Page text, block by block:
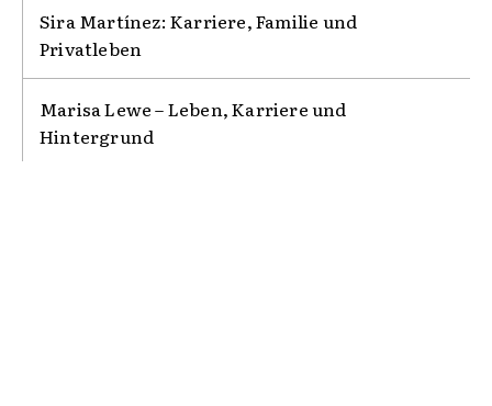
Sira Martínez: Karriere, Familie und
Privatleben
Marisa Lewe – Leben, Karriere und
Hintergrund